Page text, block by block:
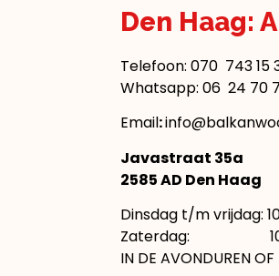
Den Haag:
Telefoon: 070 743 15
Whatsapp: 06 24 70
Email:
Javastraat 35a
2585 AD Den Haag
Dinsdag t/m vrijdag:
Zaterdag:
IN DE AVONDUREN